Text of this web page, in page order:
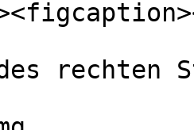
des rechten